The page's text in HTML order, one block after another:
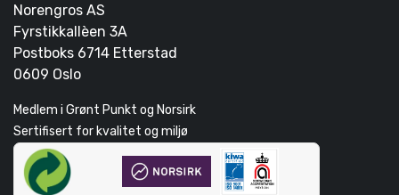
Norengros AS
Fyrstikkallèen 3A
Postboks 6714 Etterstad
0609 Oslo
Medlem i Grønt Punkt og Norsirk
Sertifisert for kvalitet og miljø